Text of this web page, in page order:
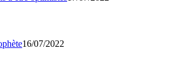
16/07/2022